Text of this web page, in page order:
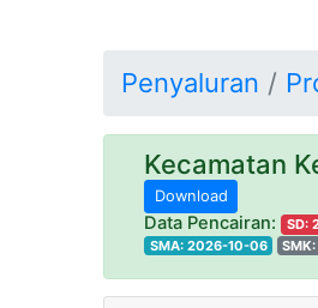
Penyaluran
Kecamatan
Download
Data Pencairan: SD:
SMA: 2026-10-06